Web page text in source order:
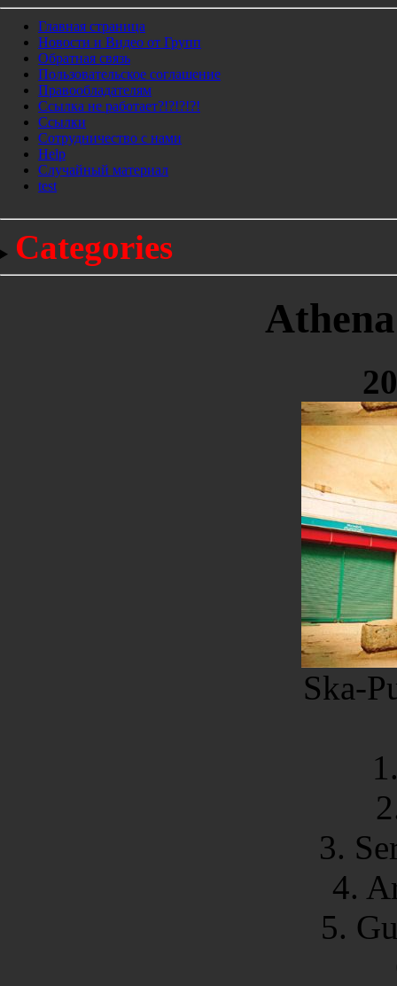
Главная страница
Новости и Видео от Групп
Обратная связь
Пользовательское соглашение
Правообладателям
Ссылка не работает?!?!?!?!
Ссылки
Сотрудничество с нами
Help
Cлучайный материал
test
Categories
Ska-
3.
4.
5.